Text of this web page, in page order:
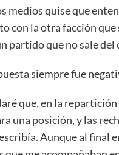
medios quise que
con la otra facción
partido que no sale
siempre fue
que, en la
una posición, y las
Aunque al final